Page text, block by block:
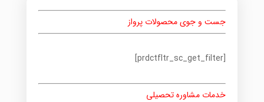
جست و جوی محصولات پرواز
[prdctfltr_sc_get_filter]
خدمات مشاوره تحصیلی